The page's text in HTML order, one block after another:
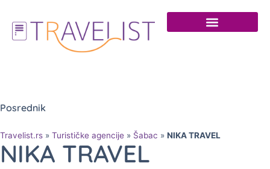
Posrednik
Travelist.rs » Turističke agencije » Šabac » NIKA TRAVEL
NIKA TRAVEL